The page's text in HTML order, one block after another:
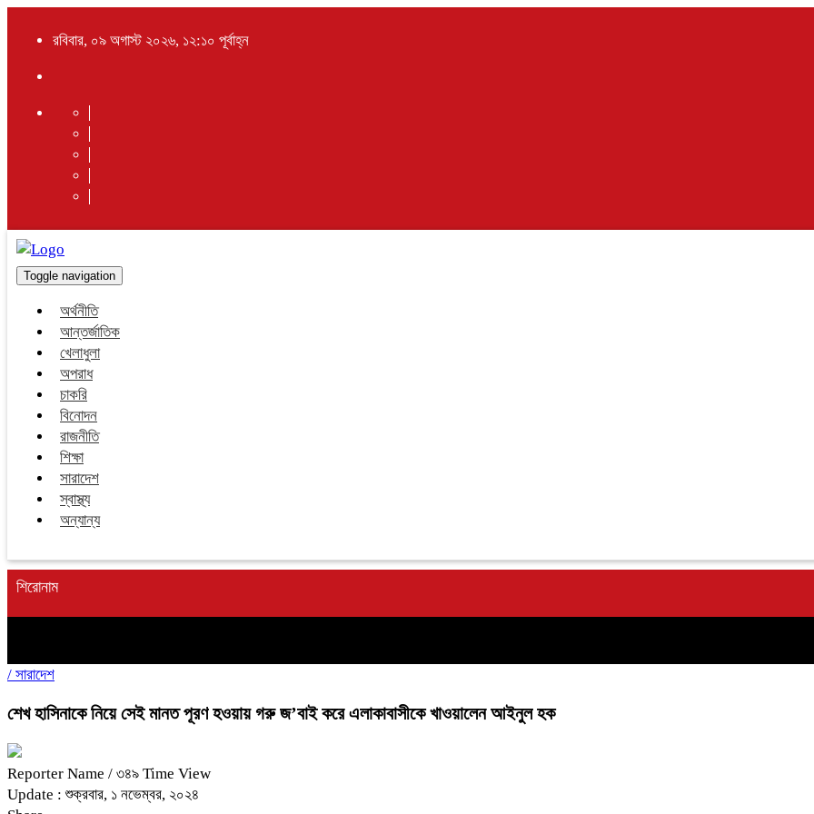
রবিবার, ০৯ অগাস্ট ২০২৬, ১২:১০ পূর্বাহ্ন
Toggle navigation
অর্থনীতি
আন্তর্জাতিক
খেলাধুলা
অপরাধ
চাকরি
বিনোদন
রাজনীতি
শিক্ষা
সারাদেশ
স্বাস্থ্য
অন্যান্য
শিরোনাম
/ সারাদেশ
শেখ হাসিনাকে নিয়ে সেই মানত পূরণ হওয়ায় গরু জ’বাই করে এলাকাবাসীকে খাওয়ালেন আইনুল হক
Reporter Name / ৩৪৯ Time View
Update : শুক্রবার, ১ নভেম্বর, ২০২৪